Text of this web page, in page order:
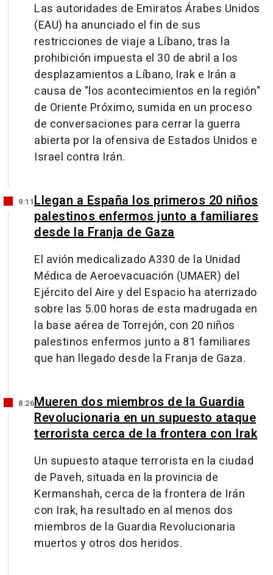
Las autoridades de Emiratos Árabes Unidos
(EAU) ha anunciado el fin de sus
restricciones de viaje a Líbano, tras la
prohibición impuesta el 30 de abril a los
desplazamientos a Líbano, Irak e Irán a
causa de "los acontecimientos en la región"
de Oriente Próximo, sumida en un proceso
de conversaciones para cerrar la guerra
abierta por la ofensiva de Estados Unidos e
Israel contra Irán.
9:11Llegan a España los primeros 20 niños
palestinos enfermos junto a familiares
desde la Franja de Gaza
El avión medicalizado A330 de la Unidad
Médica de Aeroevacuación (UMAER) del
Ejército del Aire y del Espacio ha aterrizado
sobre las 5.00 horas de esta madrugada en
la base aérea de Torrejón, con 20 niños
palestinos enfermos junto a 81 familiares
que han llegado desde la Franja de Gaza.
8:26Mueren dos miembros de la Guardia
Revolucionaria en un supuesto ataque
terrorista cerca de la frontera con Irak
Un supuesto ataque terrorista en la ciudad
de Paveh, situada en la provincia de
Kermanshah, cerca de la frontera de Irán
con Irak, ha resultado en al menos dos
miembros de la Guardia Revolucionaria
muertos y otros dos heridos.